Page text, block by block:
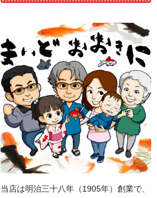
当店は明治三十八年（1905年）創業で、